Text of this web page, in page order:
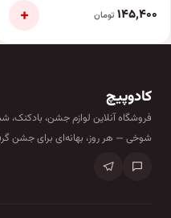
۱۴۵٬۴۰۰ تومان +
کادوپیچ
فروشگاه آنلاین لوازم جشن،
شوخی — هر روز، بهانه‌ای برای جشن